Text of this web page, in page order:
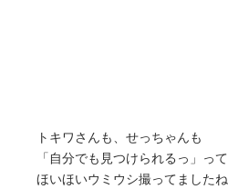
トキワさんも、せっちゃんも
「自分でも見つけられるっ」って
ほいほいウミウシ撮ってましたね